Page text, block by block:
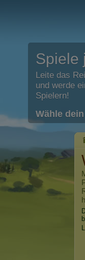
Spiele
Leite das
und werde
Spielern!
Wähle